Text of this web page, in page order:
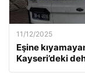
11/12/2025
Eşine
Kayseri’deki